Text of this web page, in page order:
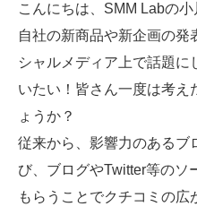
こんにちは、SMM Labの小
自社の新商品や新企画の発
シャルメディア上で話題に
いたい！皆さん一度は考え
ょうか？
従来から、影響力のあるブ
び、ブログやTwitter等のソ
もらうことでクチコミの